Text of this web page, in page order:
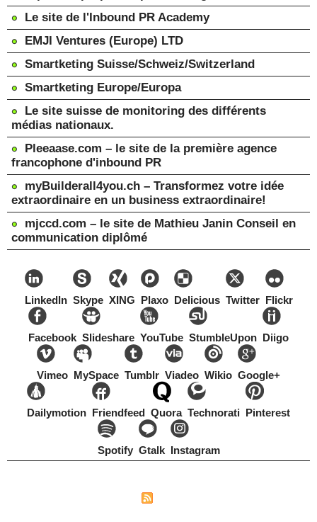
Le site de l'Inbound PR Academy
EMJI Ventures (Europe) LTD
Smartketing Suisse/Schweiz/Switzerland
Smartketing Europe/Europa
Le site suisse de monitoring des différents
médias nationaux.
Pleeaase.com – le site de la première agence
francophone d'inbound PR
myBuilderall4you.ch – Transformez votre idée
extraordinaire en un business extraordinaire!
mjccd.com – le site de Mathieu Janin Conseil en
communication diplômé
LinkedIn Skype XING Plaxo Delicious Twitter Flickr
Facebook Slideshare YouTube StumbleUpon Diigo
Vimeo MySpace Tumblr Viadeo Wikio Google+
Dailymotion Friendfeed Quora Technorati Pinterest
Spotify Gtalk Instagram